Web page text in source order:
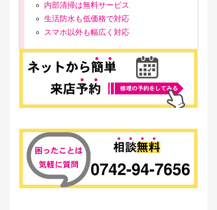
内部清掃は無料サービス
生活防水も低価格で対応
スマホ以外も幅広く対応